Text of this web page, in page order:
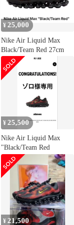
¥25,000
Nike Air Liquid Max
Black/Team Red 27cm
¥25,500
Nike Air Liquid Max
"Black/Team Red
¥ 21,500